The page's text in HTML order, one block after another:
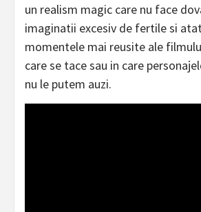
un realism magic care nu face
imaginatii excesiv de fertile si
momentele mai reusite ale
care se tace sau in care
nu le putem auzi.